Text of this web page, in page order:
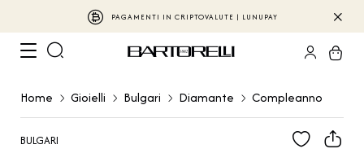
PAGAMENTI IN CRIPTOVALUTE | LUNUPAY
Home Gioielli Bulgari Diamante Compleanno
BULGARI